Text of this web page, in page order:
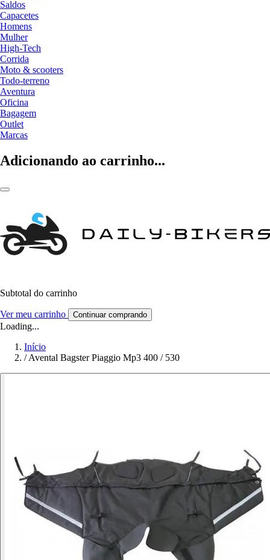
Saldos
Capacetes
Homens
Mulher
High-Tech
Corrida
Moto & scooters
Todo-terreno
Aventura
Oficina
Bagagem
Outlet
Marcas
Adicionando ao carrinho...
Subtotal do carrinho
Ver meu carrinho Continuar comprando
Loading...
Início
/ Avental Bagster Piaggio Mp3 400 / 530